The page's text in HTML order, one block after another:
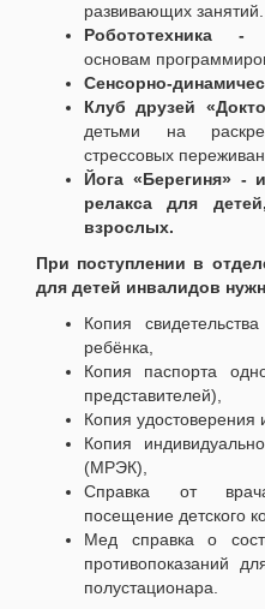
развивающих занятий.
Робототехника -
основам
Сенсорно-
Клуб друзей
детьми на
стрессовых
Йога «Берегиня» -
релакса для
взрослых.
При поступлении в
для детей инвалидов
Копия
ребёнка,
Копия паспорта
представителей),
Копия удостоверения
Копия
(МРЭК),
Справка от
посещение детского
Мед справка о
противопоказаний
полустационара.